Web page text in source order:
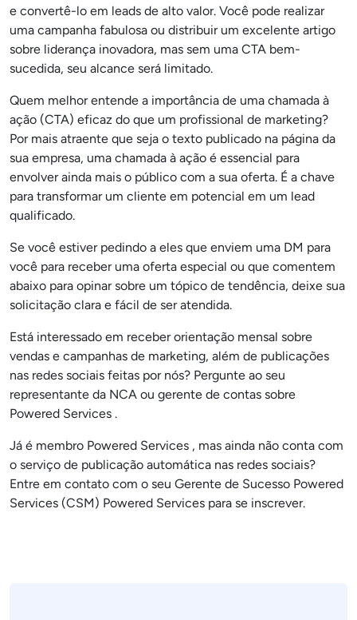
e convertê-lo em leads de alto valor. Você pode realizar
uma campanha fabulosa ou distribuir um excelente artigo
sobre liderança inovadora, mas sem uma CTA bem-
sucedida, seu alcance será limitado.
Quem melhor entende a importância de uma chamada à
ação (CTA) eficaz do que um profissional de marketing?
Por mais atraente que seja o texto publicado na página da
sua empresa, uma chamada à ação é essencial para
envolver ainda mais o público com a sua oferta. É a chave
para transformar um cliente em potencial em um lead
qualificado.
Se você estiver pedindo a eles que enviem uma DM para
você para receber uma oferta especial ou que comentem
abaixo para opinar sobre um tópico de tendência, deixe sua
solicitação clara e fácil de ser atendida.
Está interessado em receber orientação mensal sobre
vendas e campanhas de marketing, além de publicações
nas redes sociais feitas por nós? Pergunte ao seu
representante da NCA ou gerente de contas sobre
Powered Services .
Já é membro Powered Services , mas ainda não conta com
o serviço de publicação automática nas redes sociais?
Entre em contato com o seu Gerente de Sucesso Powered
Services (CSM) Powered Services para se inscrever.